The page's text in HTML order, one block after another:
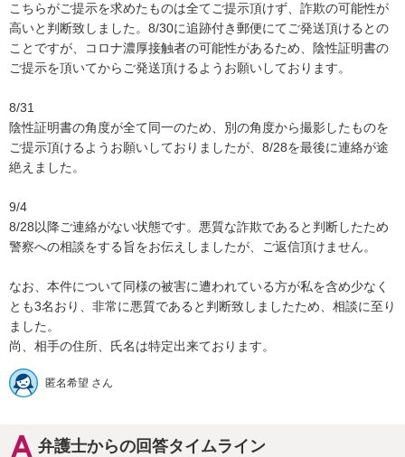
こちらがご提示を求めたものは全てご提示頂けず、詐欺の可能性が
高いと判断致しました。8/30に追跡付き郵便にてご発送頂けるとの
ことですが、コロナ濃厚接触者の可能性があるため、陰性証明書の
ご提示を頂いてからご発送頂けるようお願いしております。
8/31
陰性証明書の角度が全て同一のため、別の角度から撮影したものを
ご提示頂けるようお願いしておりましたが、8/28を最後に連絡が途
絶えました。
9/4
8/28以降ご連絡がない状態です。悪質な詐欺であると判断したため
警察への相談をする旨をお伝えしましたが、ご返信頂けません。
なお、本件について同様の被害に遭われている方が私を含め少なく
とも3名おり、非常に悪質であると判断致しましたため、相談に至り
ました。
尚、相手の住所、氏名は特定出来ております。
匿名希望 さん
弁護士からの回答タイムライン